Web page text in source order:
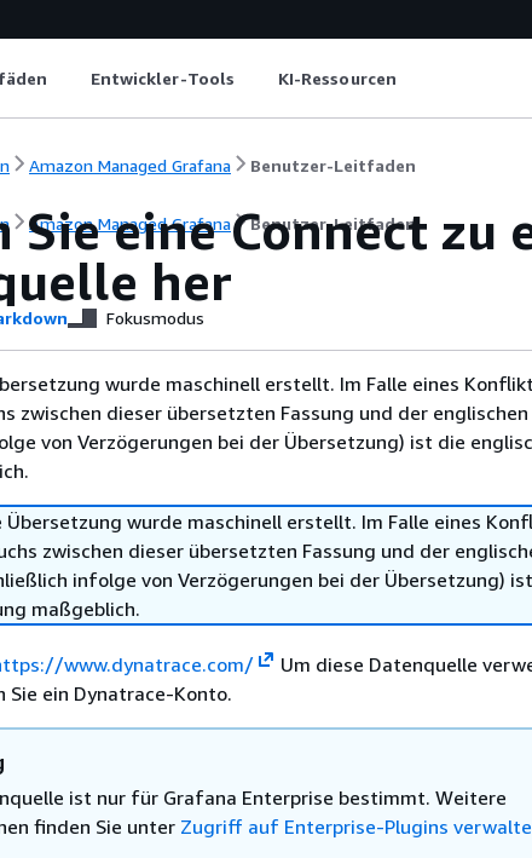
Entwickler-Tools KI-Ressourcen
Amazon Managed Grafana Benutzer-Leitfaden
Amazon Managed Grafana Benutzer-Leitfaden
Sie eine Connect zu
her
Fokusmodus
wurde maschinell erstellt. Im Falle eines
zwischen dieser übersetzten Fassung und der englischen
von Verzögerungen bei der Übersetzung) ist die
Übersetzung wurde maschinell erstellt. Im Falle eines
zwischen dieser übersetzten Fassung und der
infolge von Verzögerungen bei der Übersetzung)
maßgeblich.
www.dynatrace.com/
Um diese Datenquelle
Sie ein Dynatrace-Konto.
ist nur für Grafana Enterprise bestimmt. Weitere
finden Sie unter Zugriff auf Enterprise-Plugins